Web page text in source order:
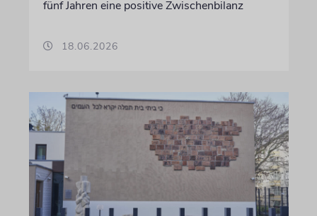
fünf Jahren eine positive Zwischenbilanz
18.06.2026